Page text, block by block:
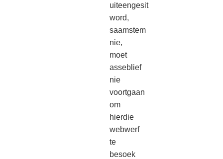
uiteengesit
word,
saamstem
nie,
moet
asseblief
nie
voortgaan
om
hierdie
webwerf
te
besoek